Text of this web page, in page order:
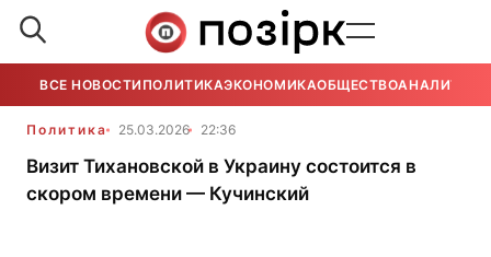
ВСЕ НОВОСТИ ПОЛИТИКАЭКОНОМИКАОБЩЕСТВОАНАЛИТИКА
Политика 25.03.2026 22:36
Визит Тихановской в Украину состоится в
скором времени — Кучинский